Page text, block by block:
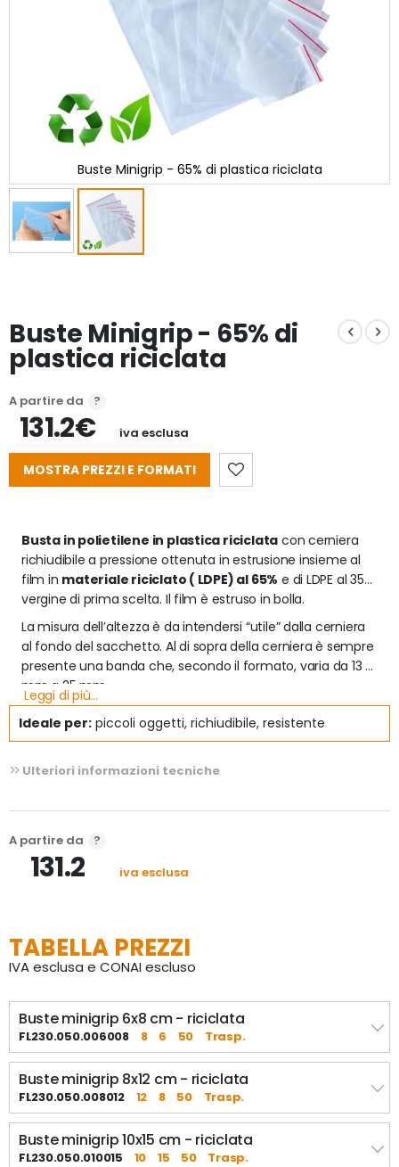
Buste Minigrip - 65% di plastica riciclata
di
immagini
Buste Minigrip - 65% di
plastica riciclata
A partire da
131.2€ iva esclusa
MOSTRA PREZZI E FORMATI
Busta in polietilene in plastica riciclata con cerniera
richiudibile a pressione ottenuta in estrusione insieme al
film in materiale riciclato ( LDPE) al 65% e di LDPE al 35%
vergine di prima scelta. Il film è estruso in bolla.
La misura dell’altezza è da intendersi “utile” dalla cerniera
al fondo del sacchetto. Al di sopra della cerniera è sempre
presente una banda che, secondo il formato, varia da 13
mm a 25 mm.
Le tolleranze dimensionali ottenibili rispetto alle dimensioni
nominali dichiarate possono variare di +/- 5 mm.
Leggi di più...
Ideale per: piccoli oggetti, richiudibile, resistente
Ulteriori informazioni tecniche
A partire da
131.2 iva esclusa
TABELLA PREZZI
IVA esclusa e CONAI escluso
Buste minigrip 6x8 cm - riciclata
FL230.050.006008 8 6 50 Trasp.
Buste minigrip 8x12 cm - riciclata
FL230.050.008012 12 8 50 Trasp.
Buste minigrip 10x15 cm - riciclata
FL230.050.010015 10 15 50 Trasp.